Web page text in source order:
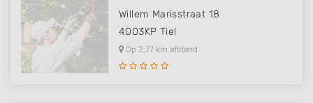
Willem Marisstraat 18
4003KP Tiel
Op 2,77 km afstand